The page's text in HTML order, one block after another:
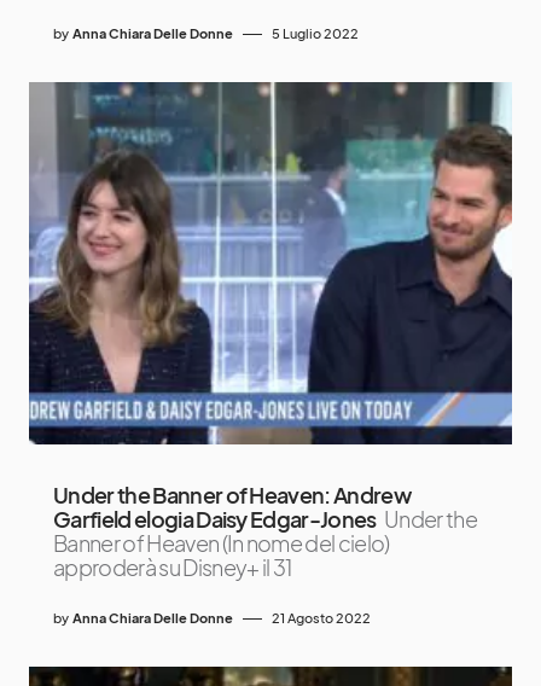
by Anna Chiara Delle Donne 5 Luglio 2022
Under the Banner of Heaven: Andrew
Garfield elogia Daisy Edgar-Jones Under the
Banner of Heaven (In nome del cielo)
approderà su Disney+ il 31
by Anna Chiara Delle Donne 21 Agosto 2022